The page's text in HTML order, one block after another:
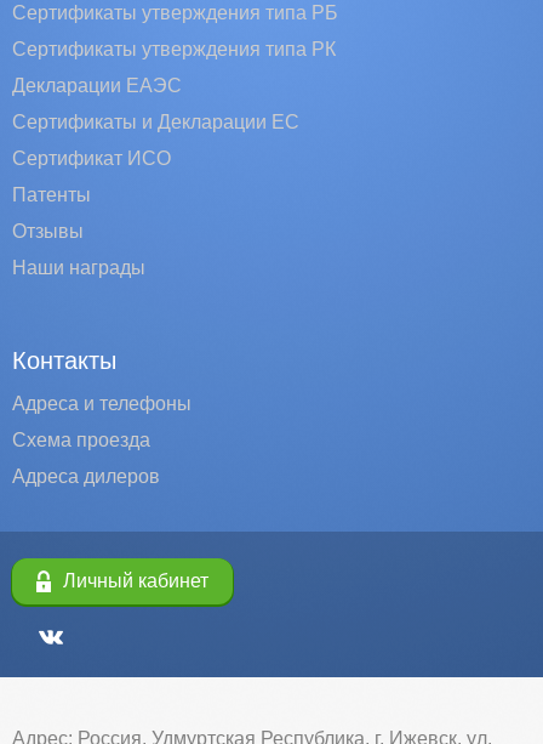
Сертификаты утверждения типа РБ
Сертификаты утверждения типа РК
Декларации ЕАЭС
Сертификаты и Декларации EC
Сертификат ИСО
Патенты
Отзывы
Наши награды
Контакты
Адреса и телефоны
Схема проезда
Адреса дилеров
Личный кабинет
Адрес: Россия, Удмуртская Республика, г. Ижевск, ул.